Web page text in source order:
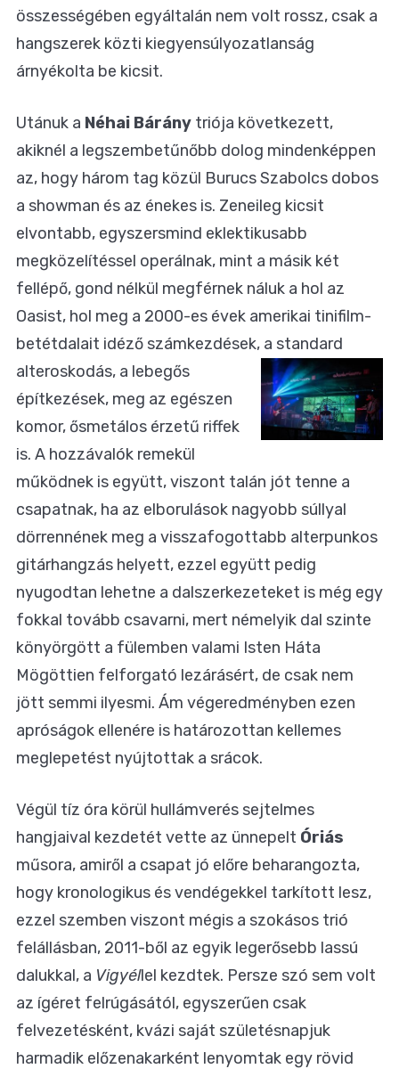
összességében egyáltalán nem volt rossz, csak a
hangszerek közti kiegyensúlyozatlanság
árnyékolta be kicsit.
Utánuk a Néhai Bárány triója következett,
akiknél a legszembetűnőbb dolog mindenképpen
az, hogy három tag közül Burucs Szabolcs dobos
a showman és az énekes is. Zeneileg kicsit
elvontabb, egyszersmind eklektikusabb
megközelítéssel operálnak, mint a másik két
fellépő, gond nélkül megférnek náluk a hol az
Oasist, hol meg a 2000-es évek amerikai tinifilm-
betétdalait idéző számkezdések, a standard
alteroskodás, a lebegős
építkezések, meg az egészen
komor, ősmetálos érzetű riffek
is. A hozzávalók remekül
működnek is együtt, viszont talán jót tenne a
csapatnak, ha az elborulások nagyobb súllyal
dörrennének meg a visszafogottabb alterpunkos
gitárhangzás helyett, ezzel együtt pedig
nyugodtan lehetne a dalszerkezeteket is még egy
fokkal tovább csavarni, mert némelyik dal szinte
könyörgött a fülemben valami Isten Háta
Mögöttien felforgató lezárásért, de csak nem
jött semmi ilyesmi. Ám végeredményben ezen
apróságok ellenére is határozottan kellemes
meglepetést nyújtottak a srácok.
Végül tíz óra körül hullámverés sejtelmes
hangjaival kezdetét vette az ünnepelt Óriás
műsora, amiről a csapat jó előre beharangozta,
hogy kronologikus és vendégekkel tarkított lesz,
ezzel szemben viszont mégis a szokásos trió
felállásban, 2011-ből az egyik legerősebb lassú
dalukkal, a Vigyéllel kezdtek. Persze szó sem volt
az ígéret felrúgásától, egyszerűen csak
felvezetésként, kvázi saját születésnapjuk
harmadik előzenakarként lenyomtak egy rövid